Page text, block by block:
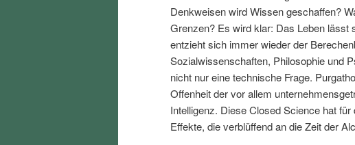
n
g
e
n
Denkweisen wird Wissen geschaffen?
Grenzen? Es wird klar: Das Leben lässt
entzieht sich immer wieder der
Sozialwissenschaften, Philosophie und
nicht nur eine technische Frage.
Offenheit der vor allem
Intelligenz. Diese Closed Science hat
Effekte, die verblüffend an die Zeit der